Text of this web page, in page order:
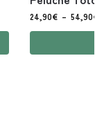
24,90€ – 54,90